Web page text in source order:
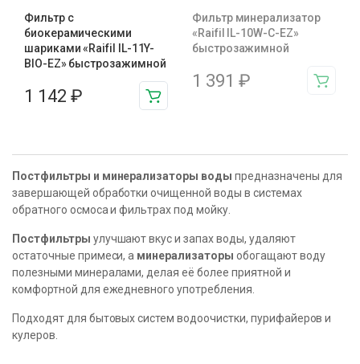
Фильтр с
биокерамическими
шариками «Raifil IL-11Y-
BIO-EZ» быстрозажимной
1 142 ₽
Фильтр минерализатор
«Raifil IL-10W-C-EZ»
быстрозажимной
1 391 ₽
Постфильтры и минерализаторы воды предназначены для
завершающей обработки очищенной воды в системах
обратного осмоса и фильтрах под мойку.
Постфильтры улучшают вкус и запах воды, удаляют
остаточные примеси, а минерализаторы обогащают воду
полезными минералами, делая её более приятной и
комфортной для ежедневного употребления.
Подходят для бытовых систем водоочистки, пурифайеров и
кулеров.